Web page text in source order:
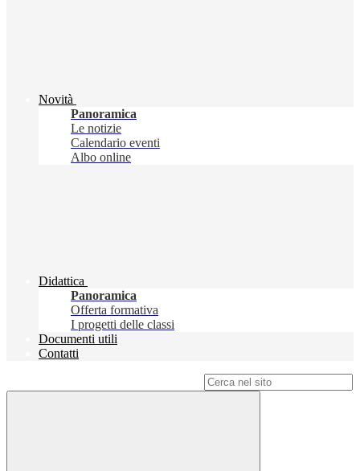
Novità
Panoramica
Le notizie
Calendario eventi
Albo online
Didattica
Panoramica
Offerta formativa
I progetti delle classi
Documenti utili
Contatti